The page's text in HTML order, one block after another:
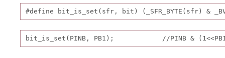
#define bit_is_set(sfr, bit) (_SFR_BYTE(sfr) &
bit_is_set(PINB, PB1);            //PINB & (1<<PB1)